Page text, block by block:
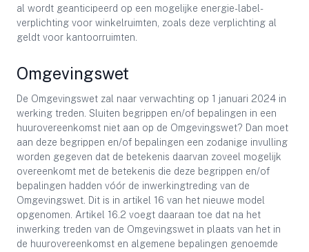
al wordt geanticipeerd op een mogelijke energie-label-
verplichting voor winkelruimten, zoals deze verplichting al
geldt voor kantoorruimten.
Omgevingswet
De Omgevingswet zal naar verwachting op 1 januari 2024 in
werking treden. Sluiten begrippen en/of bepalingen in een
huurovereenkomst niet aan op de Omgevingswet? Dan moet
aan deze begrippen en/of bepalingen een zodanige invulling
worden gegeven dat de betekenis daarvan zoveel mogelijk
overeenkomt met de betekenis die deze begrippen en/of
bepalingen hadden vóór de inwerkingtreding van de
Omgevingswet. Dit is in artikel 16 van het nieuwe model
opgenomen. Artikel 16.2 voegt daaraan toe dat na het
inwerking treden van de Omgevingswet in plaats van het in
de huurovereenkomst en algemene bepalingen genoemde